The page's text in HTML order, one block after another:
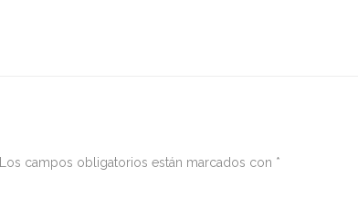
Los campos obligatorios están marcados con *